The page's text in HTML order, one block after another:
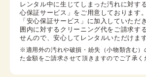
石川県金沢市香林坊2丁目1-1 CLASO
GF
営業時間： 10:00 ~ 17:00
着付け最終受付時間：15:30
返却締め切り時間：16:30
レンタル中に生じてしまった汚れに対す
心保証サービス」をご用意しております。
「安心保証サービス」に加入していただ
囲内に対するクリーニング代をご請求す
せんので、安心してレンタルいただけます
※適用外の汚れや破損・紛失（小物類含む）
た金額をご請求させて頂きますのでご了承く